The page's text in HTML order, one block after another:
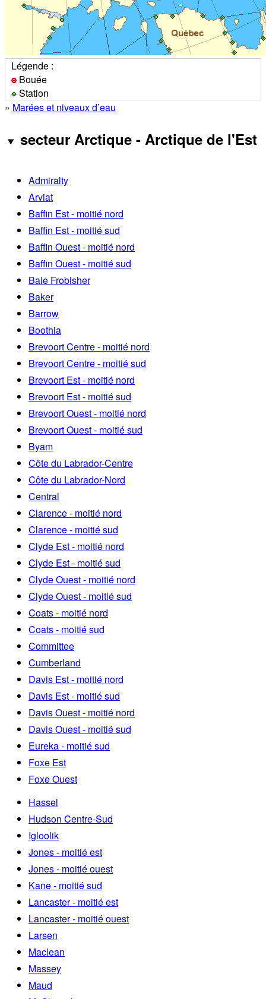
Légende :
Bouée
Station
» Marées et niveaux d’eau
secteur Arctique - Arctique de l'Est
Admiralty
Arviat
Baffin Est - moitié nord
Baffin Est - moitié sud
Baffin Ouest - moitié nord
Baffin Ouest - moitié sud
Baie Frobisher
Baker
Barrow
Boothia
Brevoort Centre - moitié nord
Brevoort Centre - moitié sud
Brevoort Est - moitié nord
Brevoort Est - moitié sud
Brevoort Ouest - moitié nord
Brevoort Ouest - moitié sud
Byam
Côte du Labrador-Centre
Côte du Labrador-Nord
Central
Clarence - moitié nord
Clarence - moitié sud
Clyde Est - moitié nord
Clyde Est - moitié sud
Clyde Ouest - moitié nord
Clyde Ouest - moitié sud
Coats - moitié nord
Coats - moitié sud
Committee
Cumberland
Davis Est - moitié nord
Davis Est - moitié sud
Davis Ouest - moitié nord
Davis Ouest - moitié sud
Eureka - moitié sud
Foxe Est
Foxe Ouest
Hassel
Hudson Centre-Sud
Igloolik
Jones - moitié est
Jones - moitié ouest
Kane - moitié sud
Lancaster - moitié est
Lancaster - moitié ouest
Larsen
Maclean
Massey
Maud